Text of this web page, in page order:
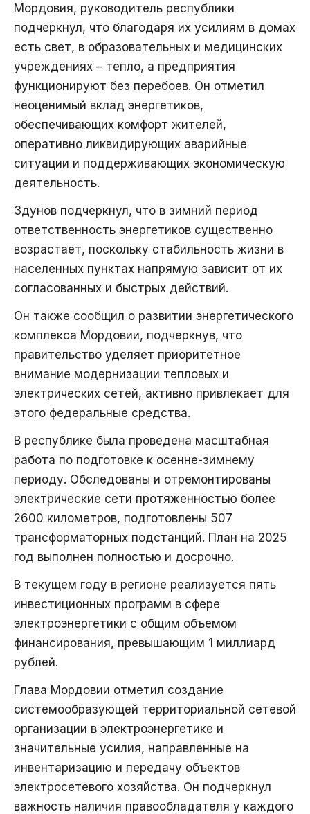
Мордовия, руководитель республики
подчеркнул, что благодаря их усилиям в домах
есть свет, в образовательных и медицинских
учреждениях – тепло, а предприятия
функционируют без перебоев. Он отметил
неоценимый вклад энергетиков,
обеспечивающих комфорт жителей,
оперативно ликвидирующих аварийные
ситуации и поддерживающих экономическую
деятельность.
Здунов подчеркнул, что в зимний период
ответственность энергетиков существенно
возрастает, поскольку стабильность жизни в
населенных пунктах напрямую зависит от их
согласованных и быстрых действий.
Он также сообщил о развитии энергетического
комплекса Мордовии, подчеркнув, что
правительство уделяет приоритетное
внимание модернизации тепловых и
электрических сетей, активно привлекает для
этого федеральные средства.
В республике была проведена масштабная
работа по подготовке к осенне-зимнему
периоду. Обследованы и отремонтированы
электрические сети протяженностью более
2600 километров, подготовлены 507
трансформаторных подстанций. План на 2025
год выполнен полностью и досрочно.
В текущем году в регионе реализуется пять
инвестиционных программ в сфере
электроэнергетики с общим объемом
финансирования, превышающим 1 миллиард
рублей.
Глава Мордовии отметил создание
системообразующей территориальной сетевой
организации в электроэнергетике и
значительные усилия, направленные на
инвентаризацию и передачу объектов
электросетевого хозяйства. Он подчеркнул
важность наличия правообладателя у каждого